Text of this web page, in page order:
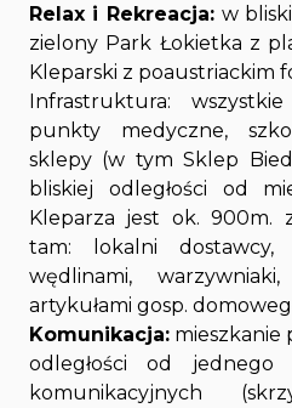
Relax i Rekreacja: w
zielony Park Łokietka z
Kleparski z poaustriackim
Infrastruktura:
punkty medyczne,
sklepy (w tym Sklep
bliskiej odległości od
Kleparza jest ok. 900m.
tam: lokalni dostawcy,
wędlinami,
artykułami gosp.
Komunikacja: mieszkanie
odległości od jednego
komunikacyjnych